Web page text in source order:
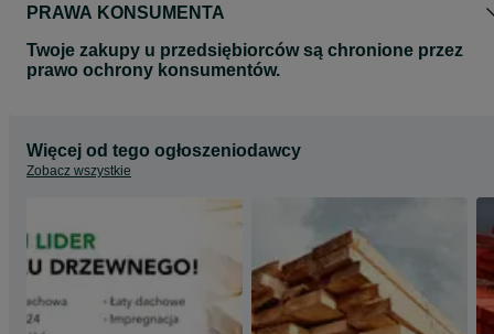
PRAWA KONSUMENTA
Twoje zakupy u przedsiębiorców są chronione przez
prawo ochrony konsumentów.
Więcej od tego ogłoszeniodawcy
Zobacz wszystkie